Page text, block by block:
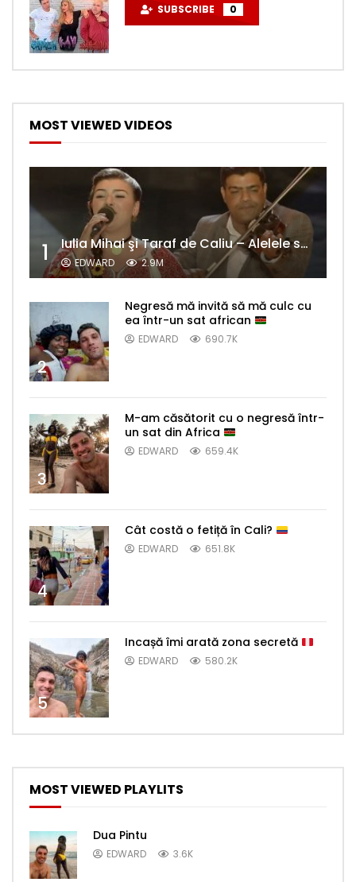
SUBSCRIBE 0
MOST VIEWED VIDEOS
1 Iulia Mihai şi Taraf de Caliu – Alelele sălcioară (@#VedetaPopulară)
EDWARD 2.9M
2
Negresă mă invită să mă culc cu
ea într-un sat african
EDWARD 690.7K
3
M-am căsătorit cu o negresă într-
un sat din Africa
EDWARD 659.4K
4
Cât costă o fetiță în Cali?
EDWARD 651.8K
5
Incașă îmi arată zona secretă
EDWARD 580.2K
MOST VIEWED PLAYLITS
Dua Pintu
EDWARD 3.6K